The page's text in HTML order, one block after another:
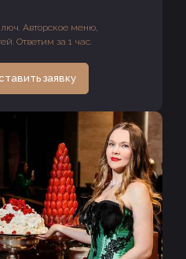
Авторское меню,
Ответим за 1 час.
заявку